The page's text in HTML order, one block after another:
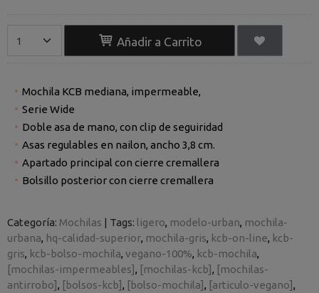
Añadir a Carrito
Mochila KCB mediana, impermeable,
Serie Wide
Doble asa de mano, con clip de seguiridad
Asas regulables en nailon, ancho 3,8 cm.
Apartado principal con cierre cremallera
Bolsillo posterior con cierre cremallera
Categoría: Mochilas | Tags: ligero modelo-urban mochila-
urbana hq-calidad-superior mochila-gris kcb-on-line kcb-
gris kcb-bolso-mochila vegano-100% kcb-mochila
[mochilas-impermeables]
[mochilas-kcb]
[mochilas-
antirrobo]
[bolsos-kcb] [bolso-mochila]
[articulo-vegano]